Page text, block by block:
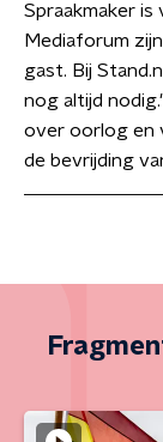
Spraakmaker is
Mediaforum
gast. Bij
nog altijd
over oorlog en
de bevrijding